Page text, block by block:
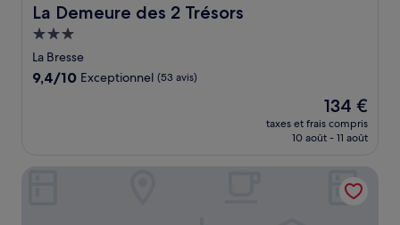
La Demeure des 2 Trésors
La Demeure des 2 Trésors
Hébergement
3.0 étoiles
La Bresse
9.4
9,4/10 Exceptionnel (53 avis)
Le
nouveau
prix
de
134 €
134 €
taxes et frais compris
10 août - 11 août